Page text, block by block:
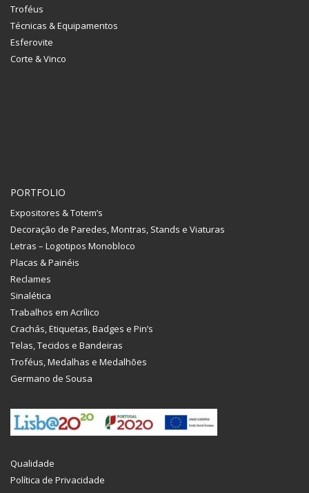
Troféus
Técnicas & Equipamentos
Esferovite
Corte & Vinco
PORTFOLIO
Expositores & Totem’s
Decoração de Paredes, Montras, Stands e Viaturas
Letras – Logotipos Monobloco
Placas & Painéis
Reclames
Sinalética
Trabalhos em Acrílico
Crachás, Etiquetas, Badges e Pin’s
Telas, Tecidos e Bandeiras
Troféus, Medalhas e Medalhões
Germano de Sousa
Qualidade
Política de Privacidade